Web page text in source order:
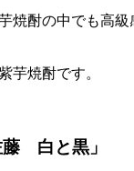
焼酎の中でも高
芋焼酎です。
藤 白と黒」